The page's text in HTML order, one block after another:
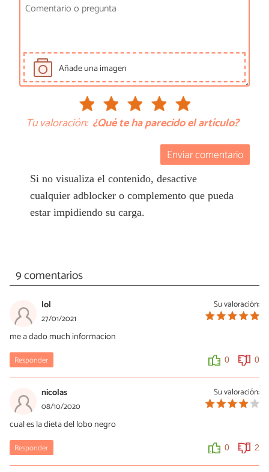
Añade una imagen
Tu valoración: ¿Qué te ha parecido el artículo?
Enviar comentario
Si no visualiza el contenido, desactive
cualquier adblocker o complemento que pueda
estar impidiendo su carga.
9 comentarios
Su valoración:
lol
27/01/2021
me a dado much informacion
Responder 0 0
Su valoración:
nicolas
08/10/2020
cual es la dieta del lobo negro
Responder 0 2